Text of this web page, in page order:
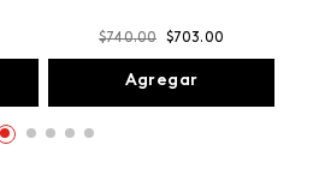
$740.00 $703.00
Agregar